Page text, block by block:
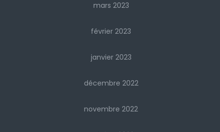
mars 2023
février 2023
janvier 2023
décembre 2022
novembre 2022